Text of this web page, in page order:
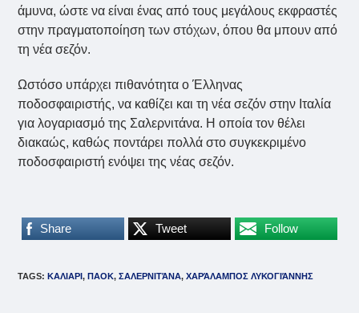
άμυνα, ώστε να είναι ένας από τους μεγάλους εκφραστές
στην πραγματοποίηση των στόχων, όπου θα μπουν από
τη νέα σεζόν.
Ωστόσο υπάρχει πιθανότητα ο Έλληνας
ποδοσφαιριστής, να καθίζει και τη νέα σεζόν στην Ιταλία
για λογαριασμό της Σαλερνιτάνα. Η οποία τον θέλει
διακαώς, καθώς ποντάρει πολλά στο συγκεκριμένο
ποδοσφαιριστή ενόψει της νέας σεζόν.
Share Tweet Follow
TAGS: ΚΑΛΙΑΡΙ, ΠΑΟΚ, ΣΑΛΕΡΝΙΤΆΝΑ, ΧΑΡΆΛΑΜΠΟΣ ΛΥΚΟΓΙΆΝΝΗΣ